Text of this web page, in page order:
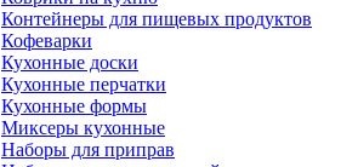
Контейнеры для пищевых продуктов
Кофеварки
Кухонные доски
Кухонные перчатки
Кухонные формы
Миксеры кухонные
Наборы для приправ